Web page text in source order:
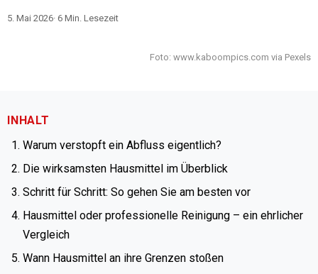
5. Mai 2026· 6 Min. Lesezeit
Foto: www.kaboompics.com via Pexels
INHALT
Warum verstopft ein Abfluss eigentlich?
Die wirksamsten Hausmittel im Überblick
Schritt für Schritt: So gehen Sie am besten vor
Hausmittel oder professionelle Reinigung – ein ehrlicher
Vergleich
Wann Hausmittel an ihre Grenzen stoßen